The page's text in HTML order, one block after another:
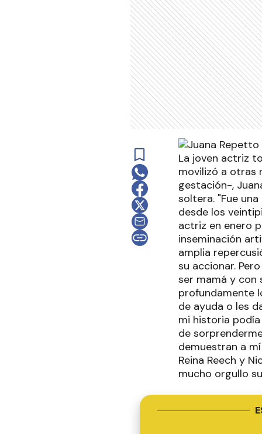
La joven actriz
movilizó a otras
gestación-,
soltera. "Fue
desde los
actriz en enero
inseminación
amplia
su accionar.
ser mamá y con
profundamente
de ayuda o les
mi historia podía
de
demuestran a
Reina Reech y
mucho orgullo